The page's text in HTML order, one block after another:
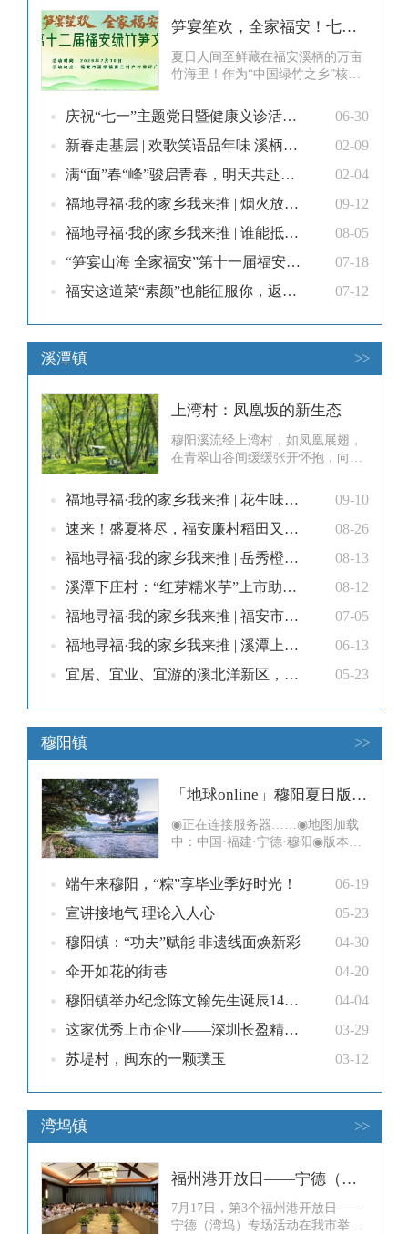
笋宴笙欢，全家福安！七月赴一场福安笋宴，卧万亩竹海星空
夏日人间至鲜藏在福安溪柄的万亩
竹海里！作为“中国绿竹之乡”核心
的时令限定美味第十二届福安绿竹
笋文化旅游季7月10日将在福安市
溪柄镇黄兰村隆重开幕！！！承包
彩抢先看竹海纳凉、亲子挖笋、溪
边戏水沉浸式拥抱山野清风！笋王
争霸、
庆祝“七一”主题党日暨健康义诊活动走进溪柄镇斗面村
06-30
新春走基层 | 欢歌笑语品年味 溪柄镇举办“村晚”活动
02-09
满“面”春“峰”骏启青春，明天共赴溪柄村晚之约！
02-04
福地寻福·我的家乡我来推 | 烟火放映厅开播！“舌尖菜单”已码好，你最pick哪一道？
09-12
福地寻福·我的家乡我来推 | 谁能抵挡？《绿竹笋漂流记》——从晨雾缱绻到烟火璀璨的治愈日常！
08-05
“笋宴山海 全家福安”第十一届福安绿竹笋文化旅游季启动
07-18
福安这道菜“素颜”也能征服你，返璞归真最动人！
07-12
溪潭镇 >>
上湾村：凤凰坂的新生态
穆阳溪流经上湾村，如凤凰展翅，
在青翠山谷间缓缓张开怀抱，向东
江口。岸边枫杨成林，草坪绵延，
绿茵如毯。游客们在此搭起帐篷，
父母带孩子嬉戏玩耍，年轻人结伴
山光水色间轻轻回荡。一、从养牛
场到网红露营地“以前这片树林里
长满杂草，
福地寻福·我的家乡我来推 | 花生味里藏着故乡
09-10
速来！盛夏将尽，福安廉村稻田又悄悄火了！
08-26
福地寻福·我的家乡我来推 | 岳秀橙香，甜润富乡！
08-13
溪潭下庄村：“红芽糯米芋”上市助农增收
08-12
福地寻福·我的家乡我来推 | 福安市溪潭镇：乡贤领航，文化兴乡
07-05
福地寻福·我的家乡我来推 | 溪潭上湾：打卡天堂
06-13
宜居、宜业、宜游的溪北洋新区，正以开放的姿态迎接八方来客~
05-23
穆阳镇 >>
「地球online」穆阳夏日版本已更新，各位玩家快快上线吧！
◉正在连接服务器……◉地图加载
中：中国·福建·宁德·穆阳◉版本提
新！亲爱的玩家，您好！您已成功
接入了「地球online」镇坪服务
器。千年古镇夏日限定版本已更
溪绕古镇，古巷藏油纸，桃香漫山
端午来穆阳，“粽”享毕业季好时光！
06-19
宣讲接地气 理论入人心
05-23
穆阳镇：“功夫”赋能 非遗线面焕新彩
04-30
伞开如花的街巷
04-20
穆阳镇举办纪念陈文翰先生诞辰140周年座谈会
04-04
这家优秀上市企业——深圳长盈精密，要在穆阳扎根啦！
03-29
苏堤村，闽东的一颗璞玉
03-12
湾坞镇 >>
福州港开放日——宁德（湾坞）专场活动举行
7月17日，第3个福州港开放日——
宁德（湾坞）专场活动在我市举